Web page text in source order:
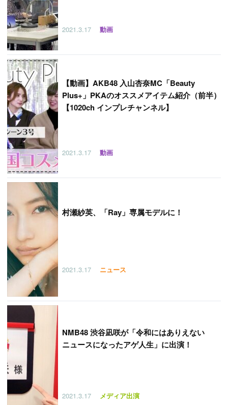
2021.3.17 動画
【動画】AKB48 入山杏奈MC「Beauty
Plus+」PKAのオススメアイテム紹介（前半）
【1020ch インプレチャンネル】
2021.3.17 動画
村瀬紗英、「Ray」専属モデルに！
2021.3.17 ニュース
NMB48 渋谷凪咲が「令和にはありえない
ニュースになったアゲ人生」に出演！
2021.3.17 メディア出演